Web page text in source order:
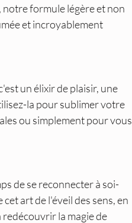
formule légère et non
et incroyablement
un élixir de plaisir, une
la pour sublimer votre
ou simplement pour vous
de se reconnecter à soi-
art de l'éveil des sens, en
la magie de